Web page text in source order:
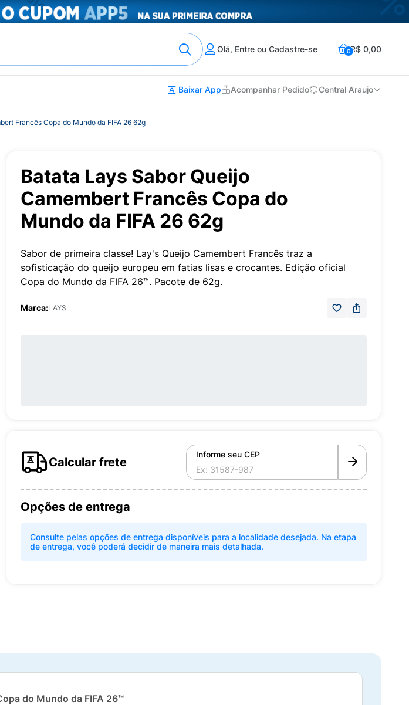
Olá, Entre ou Cadastre-se 0R$ 0,00
Baixar App Acompanhar Pedido Central Araujo
Francês Copa do Mundo da FIFA 26 62g
Batata Lays Sabor Queijo
Camembert Francês Copa do
Mundo da FIFA 26 62g
Sabor de primeira classe! Lay's Queijo Camembert Francês traz a
sofisticação do queijo europeu em fatias lisas e crocantes. Edição oficial
Copa do Mundo da FIFA 26™. Pacote de 62g.
Marca:LAYS
Calcular frete
Informe seu CEP
Opções de entrega
Consulte pelas opções de entrega disponíveis para a localidade desejada. Na etapa
de entrega, você poderá decidir de maneira mais detalhada.
do Mundo da FIFA 26™